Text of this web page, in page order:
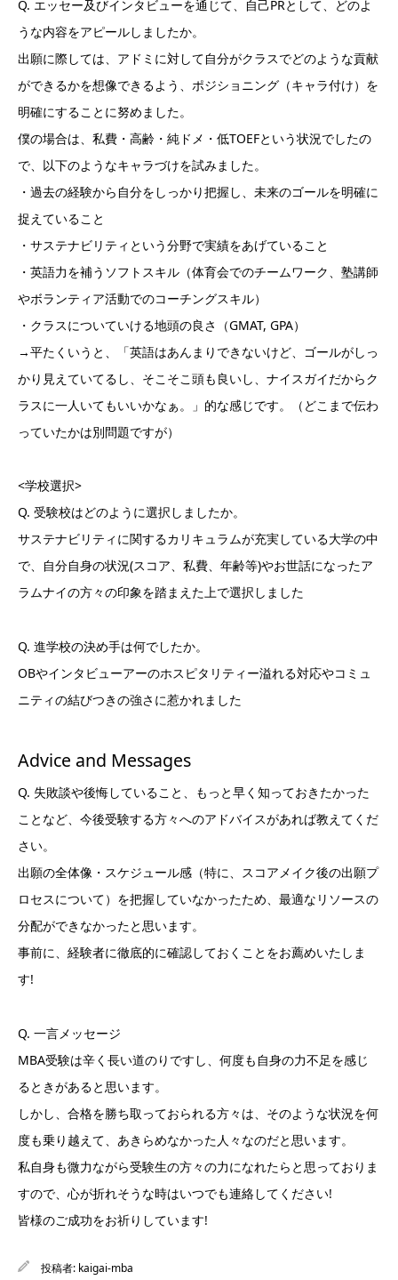
Q. エッセー及びインタビューを通じて、自己PRとして、どのよ
うな内容をアピールしましたか。
出願に際しては、アドミに対して自分がクラスでどのような貢献
ができるかを想像できるよう、ポジショニング（キャラ付け）を
明確にすることに努めました。
僕の場合は、私費・高齢・純ドメ・低TOEFという状況でしたの
で、以下のようなキャラづけを試みました。
・過去の経験から自分をしっかり把握し、未来のゴールを明確に
捉えていること
・サステナビリティという分野で実績をあげていること
・英語力を補うソフトスキル（体育会でのチームワーク、塾講師
やボランティア活動でのコーチングスキル）
・クラスについていける地頭の良さ（GMAT, GPA）
→平たくいうと、「英語はあんまりできないけど、ゴールがしっ
かり見えていてるし、そこそこ頭も良いし、ナイスガイだからク
ラスに一人いてもいいかなぁ。」的な感じです。（どこまで伝わ
っていたかは別問題ですが）
<学校選択>
Q. 受験校はどのように選択しましたか。
サステナビリティに関するカリキュラムが充実している大学の中
で、自分自身の状況(スコア、私費、年齢等)やお世話になったア
ラムナイの方々の印象を踏まえた上で選択しました
Q. 進学校の決め手は何でしたか。
OBやインタビューアーのホスピタリティー溢れる対応やコミュ
ニティの結びつきの強さに惹かれました
Advice and Messages
Q. 失敗談や後悔していること、もっと早く知っておきたかった
ことなど、今後受験する方々へのアドバイスがあれば教えてくだ
さい。
出願の全体像・スケジュール感（特に、スコアメイク後の出願プ
ロセスについて）を把握していなかったため、最適なリソースの
分配ができなかったと思います。
事前に、経験者に徹底的に確認しておくことをお薦めいたしま
す!
Q. 一言メッセージ
MBA受験は辛く長い道のりですし、何度も自身の力不足を感じ
るときがあると思います。
しかし、合格を勝ち取っておられる方々は、そのような状況を何
度も乗り越えて、あきらめなかった人々なのだと思います。
私自身も微力ながら受験生の方々の力になれたらと思っておりま
すので、心が折れそうな時はいつでも連絡してください!
皆様のご成功をお祈りしています!
投稿者: kaigai-mba